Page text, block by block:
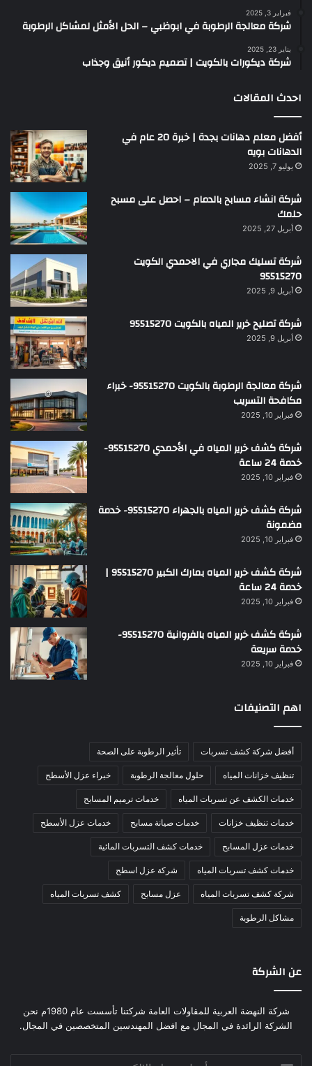
فبراير 3, 2025
شركة معالجة الرطوبة في ابوظبي – الحل الأمثل لمشاكل الرطوبة
يناير 23, 2025
شركة ديكورات بالكويت | تصميم ديكور أنيق وجذاب
احدث المقالات
أفضل معلم دهانات بجدة | خبرة 20 عام في
الدهانات بويه
يوليو 7, 2025
شركة انشاء مسابح بالدمام – احصل على مسبح
حلمك
أبريل 27, 2025
شركة تسليك مجاري في الاحمدي الكويت
95515270
أبريل 9, 2025
شركة تصليح خرير المياه بالكويت 95515270
أبريل 9, 2025
شركة معالجة الرطوبة بالكويت 95515270- خبراء
مكافحة التسريب
فبراير 10, 2025
شركة كشف خرير المياه في الأحمدي 95515270-
خدمة 24 ساعة
فبراير 10, 2025
شركة كشف خرير المياه بالجهراء 95515270- خدمة
مضمونة
فبراير 10, 2025
شركة كشف خرير المياه بمارك الكبير 95515270 |
خدمة 24 ساعة
فبراير 10, 2025
شركة كشف خرير المياه بالفروانية 95515270-
خدمة سريعة
فبراير 10, 2025
اهم التصنيفات
أفضل شركة كشف تسربات تأثير الرطوبة على الصحة
تنظيف خزانات المياه حلول معالجة الرطوبة خبراء عزل الأسطح
خدمات الكشف عن تسربات المياه خدمات ترميم المسابح
خدمات تنظيف خزانات خدمات صيانة مسابح خدمات عزل الأسطح
خدمات عزل المسابح خدمات كشف التسربات المائية
خدمات كشف تسربات المياه شركة عزل اسطح
شركة كشف تسربات المياه عزل مسابح كشف تسربات المياه
مشاكل الرطوبة
عن الشركة
شركة النهضة العربية للمقاولات العامة شركتنا تأسست عام 1980م نحن
الشركة الرائدة في المجال مع افضل المهندسين المتخصصين في المجال.